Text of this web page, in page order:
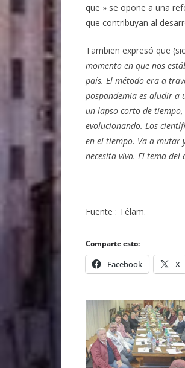
que » se opone a una
que contribuyan al
Tambien expresó que
momento en que nos
país. El método era a
pospandemia es aludir a
un lapso corto de
evolucionando. Los
en el tiempo. Va a mutar
necesita vivo. El tema del
Fuente : Télam.
Comparte esto:
Facebook X